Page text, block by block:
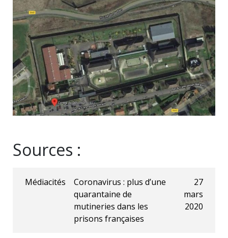
Sources :
Médiacités
Coronavirus : plus d’une
quarantaine de
mutineries dans les
prisons françaises
27
mars
2020